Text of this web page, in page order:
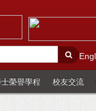
榮譽學程 校友交流